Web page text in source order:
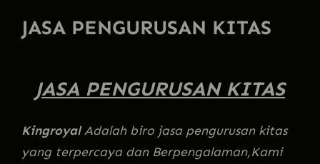
JASA PENGURUSAN KITAS
JASA PENGURUSAN KITAS
KingroyalAdalah biro jasa pengurusan kitas
yang terpercaya dan Berpengalaman,Kami